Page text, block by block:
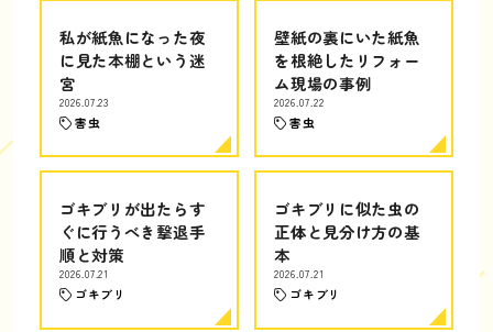
私が紙魚になった夜
に見た本棚という迷
宮
2026.07.23
害虫
壁紙の裏にいた紙魚
を根絶したリフォー
ム現場の事例
2026.07.22
害虫
ゴキブリが出たらす
ぐに行うべき撃退手
順と対策
2026.07.21
ゴキブリ
ゴキブリに似た虫の
正体と見分け方の基
本
2026.07.21
ゴキブリ